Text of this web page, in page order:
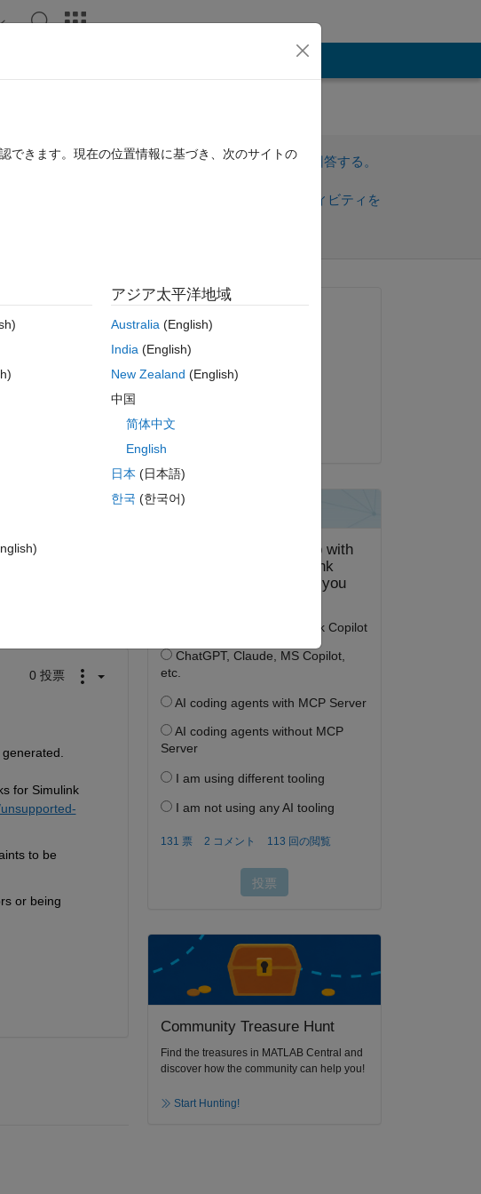
running
サインインしてこの質問に回答する。
サインインしてアクティビティを
auto-test case
の質問に回答する。
0 投票
for Simulink
to be
or being
2023 年 5 月 18 日
Community Treasure Hunt
Find the treasures in MATLAB Central and
discover how the community can help you!
Start Hunting!
できます。現在の位置情報に基づき、次のサイトの
アジア太平洋地域
Australia(English)
India(English)
New Zealand (English)
中国
简体中文
English
日本 (日本語)
한국 (한국어)